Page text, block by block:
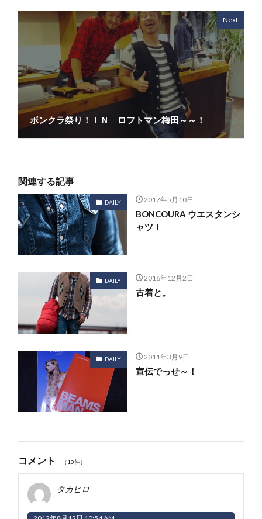
Next
ボンクラ祭り！ＩＮ ロフトマン梅田～～！
関連する記事
DAILY 2017年5月10日
BONCOURA ウエスタンシ
ャツ！
DAILY 2016年12月2日
古着と。
DAILY 2011年3月9日
宣伝でっせ～！
コメント （10件）
タカヒロ